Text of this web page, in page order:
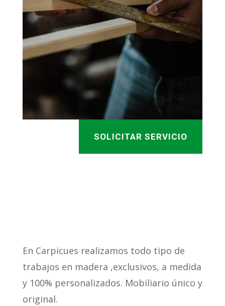
SOLICITAR SERVICIO
En Carpicues realizamos todo tipo de
trabajos en madera ,exclusivos, a medida
y 100% personalizados. Mobiliario único y
original.